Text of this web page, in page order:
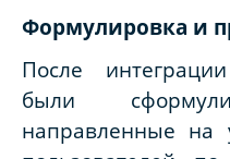
Формулировка и
После
были
направленные на